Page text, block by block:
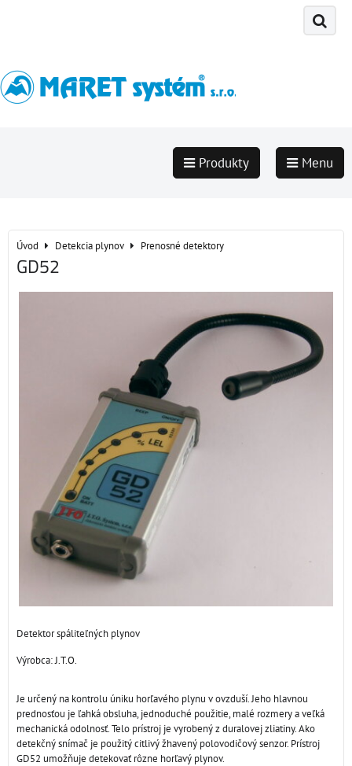
Produkty Menu
Úvod Detekcia plynov Prenosné detektory
GD52
Detektor spáliteľných plynov
Výrobca:J.T.O.
Je určený na kontrolu úniku horľavého plynu v ovzduší. Jeho hlavnou
prednosťou je ľahká obsluha, jednoduché použitie, malé rozmery a veľká
mechanická odolnosť. Telo prístroj je vyrobený z duralovej zliatiny. Ako
detekčný snímač je použitý citlivý žhavený polovodičový senzor. Prístroj
GD52 umožňuje detekovať rôzne horľavý plynov.